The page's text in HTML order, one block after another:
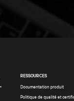
RESSOURCES
Documentation produit
Politique de qualité et